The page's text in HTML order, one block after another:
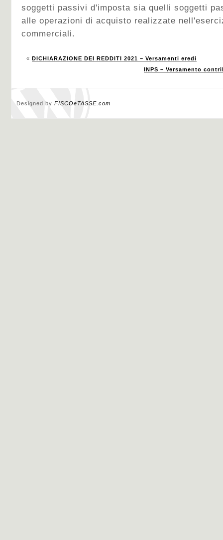
soggetti passivi d'imposta sia quelli soggetti
alle operazioni di acquisto realizzate
commerciali.
« DICHIARAZIONE DEI REDDITI 2021 – Versamenti eredi
INPS – Versamento
Designed by FISCOeTASSE.com